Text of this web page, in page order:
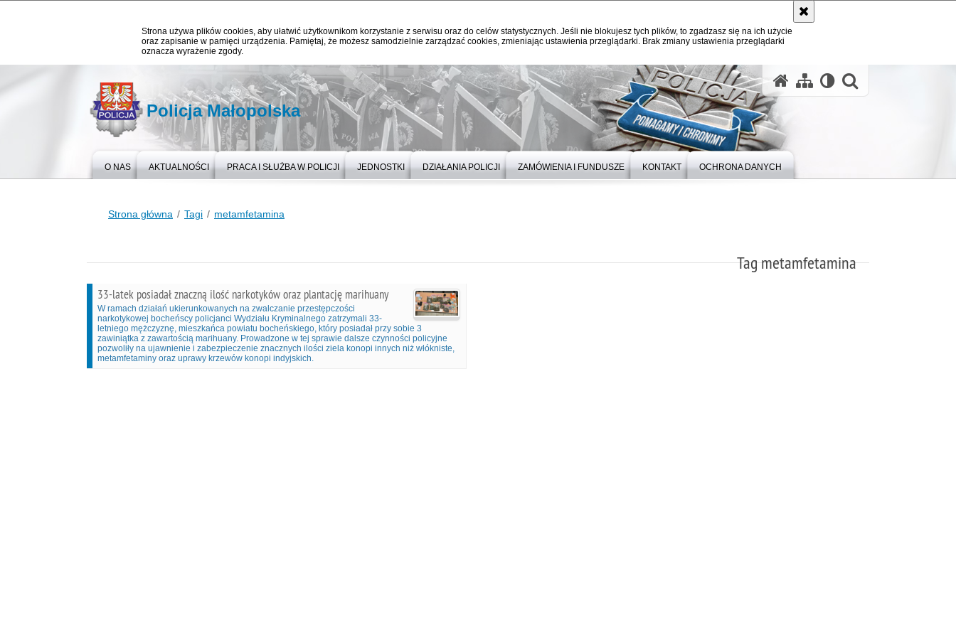
Strona używa plików cookies, aby ułatwić użytkownikom korzystanie z serwisu oraz do celów statystycznych. Jeśli nie blokujesz tych plików, to zgadzasz się na ich użycie
oraz zapisanie w pamięci urządzenia. Pamiętaj, że możesz samodzielnie zarządzać cookies, zmieniając ustawienia przeglądarki. Brak zmiany ustawienia przeglądarki
oznacza wyrażenie zgody.
Policja Małopolska
O NAS AKTUALNOŚCI PRACA I SŁUŻBA W POLICJI JEDNOSTKI DZIAŁANIA POLICJI ZAMÓWIENIA I FUNDUSZE KONTAKT OCHRONA DANYCH
Strona główna Tagi metamfetamina
Tag metamfetamina
33-latek posiadał znaczną ilość narkotyków oraz plantację marihuany
W ramach działań ukierunkowanych na zwalczanie przestępczości
narkotykowej bocheńscy policjanci Wydziału Kryminalnego zatrzymali 33-
letniego mężczyznę, mieszkańca powiatu bocheńskiego, który posiadał przy sobie 3
zawiniątka z zawartością marihuany. Prowadzone w tej sprawie dalsze czynności policyjne
pozwoliły na ujawnienie i zabezpieczenie znacznych ilości ziela konopi innych niż włókniste,
metamfetaminy oraz uprawy krzewów konopi indyjskich.